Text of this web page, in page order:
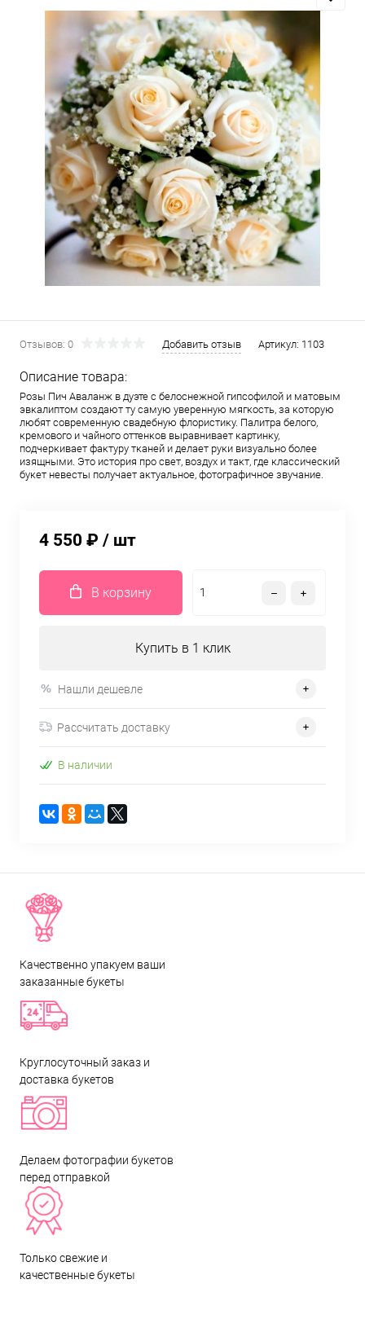
Отзывов: 0 Добавить отзыв Артикул: 1103
Описание товара:
Розы Пич Аваланж в дуэте с белоснежной гипсофилой и матовым
эвкалиптом создают ту самую уверенную мягкость, за которую
любят современную свадебную флористику. Палитра белого,
кремового и чайного оттенков выравнивает картинку,
подчеркивает фактуру тканей и делает руки визуально более
изящными. Это история про свет, воздух и такт, где классический
букет невесты получает актуальное, фотографичное звучание.
4 550 ₽ / шт
В корзину
Купить в 1 клик
Нашли дешевле
Рассчитать доставку
В наличии
Качественно упакуем ваши
заказанные букеты
Круглосуточный заказ и
доставка букетов
Делаем фотографии букетов
перед отправкой
Только свежие и
качественные букеты